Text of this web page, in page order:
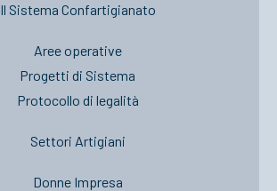
Il Sistema Confartigianato
Aree operative
Progetti di Sistema
Protocollo di legalità
Settori Artigiani
Donne Impresa